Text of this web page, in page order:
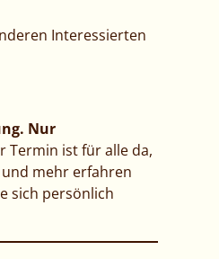
Interessierten
Nur
Termin ist für alle da,
mehr erfahren
sich persönlich